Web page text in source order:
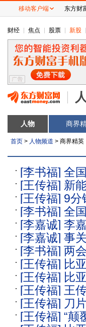
财经 焦点 股票 新股
人物 商界
首页 > 人物频道 > 商界精英
[李书福] 全
打造绿色低
[王传福] 新
焦
[王传福] 9分
[李书福] 全
建议推广甲
科
[李嘉诚] 李
政府没收港
[李嘉诚] 事
拒绝巴拿马
[李书福] 两
和无障碍出
[王传福] 比
技术改变世
[王传福] 比
站数量做到
[王传福] 王
充站
[王传福] 刀
比我们更懂
[王传福] “颠
移动客户端 东方财